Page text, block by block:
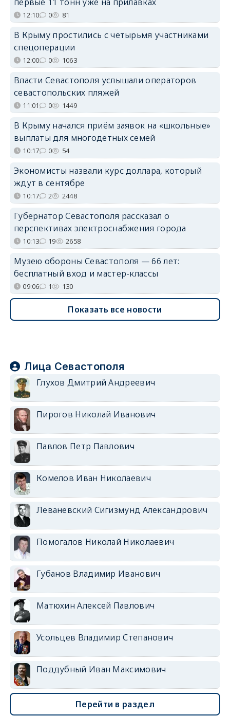
12:10 0 81
В Крыму простились с четырьмя участниками
спецоперации
12:00 0 1063
Власти Севастополя услышали операторов
севастопольских пляжей
11:01 0 1449
В Крыму начался приём заявок на «школьные»
выплаты для многодетных семей
10:17 0 54
Экономисты назвали курс доллара, который
ждут в сентябре
10:17 2 2448
Губернатор Севастополя рассказал о
перспективах электроснабжения города
10:13 19 2658
Музею обороны Севастополя — 66 лет:
бесплатный вход и мастер-классы
09:06 1 130
Показать все новости
Лица Севастополя
Глухов Дмитрий Андреевич
Пирогов Николай Иванович
Павлов Петр Павлович
Комелов Иван Николаевич
Леваневский Сигизмунд Александрович
Помогалов Николай Николаевич
Губанов Владимир Иванович
Матюхин Алексей Павлович
Усольцев Владимир Степанович
Поддубный Иван Максимович
Перейти в раздел